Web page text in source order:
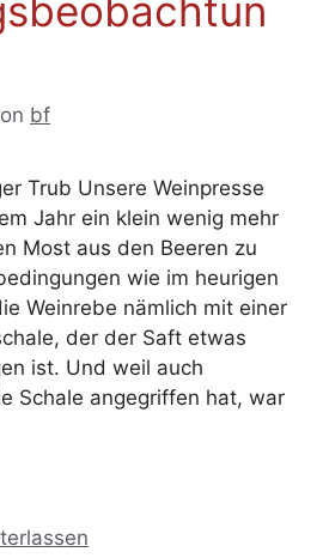
bf
Trub Unsere Weinpresse
Jahr ein klein wenig mehr
Most aus den Beeren zu
wie im heurigen
Weinrebe nämlich mit einer
der der Saft etwas
ist. Und weil auch
Schale angegriffen hat, war